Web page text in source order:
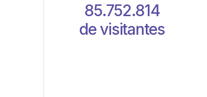
85.752.814
de visitantes